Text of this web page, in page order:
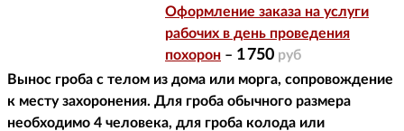
Оформление заказа на услуги
рабочих в день проведения
похорон – 1 750 руб
Вынос гроба с телом из дома или морга, сопровождение
к месту захоронения. Для гроба обычного размера
необходимо 4 человека, для гроба колода или